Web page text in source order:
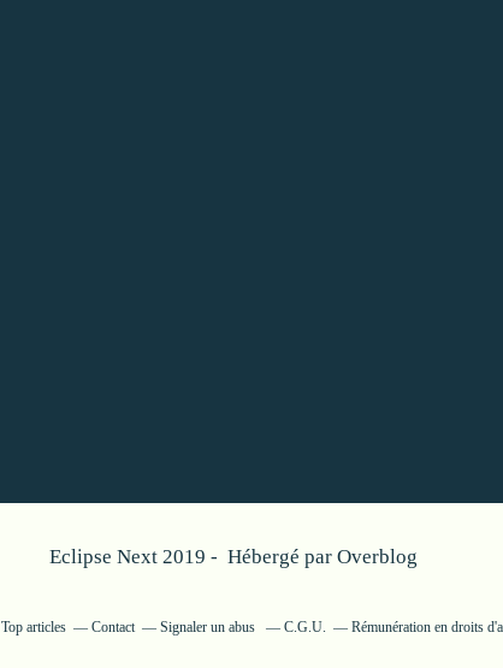
Eclipse Next 2019 - Hébergé par Overblog
Top articles Contact Signaler un abus C.G.U. Rémunération en droits